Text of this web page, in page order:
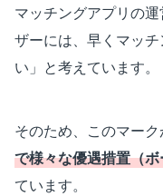
マッチングアプリの
ザーには、早くマッ
い」と考えています。
そのため、このマーク
で様々な優遇措置（
ています。